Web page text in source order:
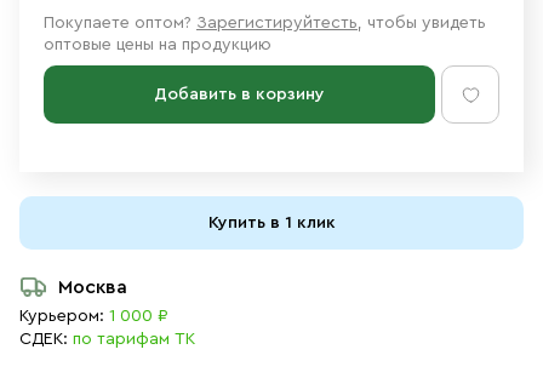
Покупаете оптом? Зарегистируйтесть, чтобы увидеть
оптовые цены на продукцию
Добавить в корзину
Купить в 1 клик
Москва
Курьером: 1 000 ₽
СДЕК: по тарифам ТК